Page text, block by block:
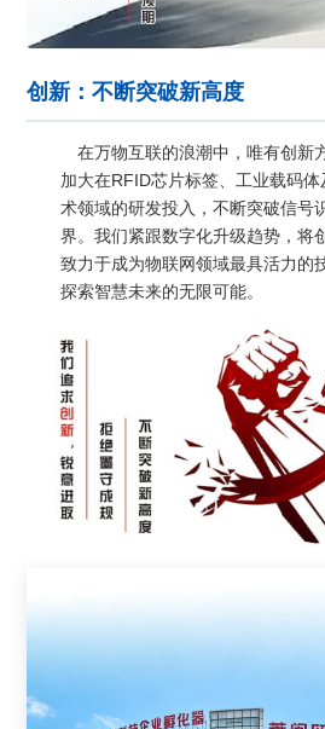
创新：不断突破新高度
在万物互联的浪潮中，唯有创新
加大在RFID芯片标签、工业载码
术领域的研发投入，不断突破信号
界。我们紧跟数字化升级趋势，将
致力于成为物联网领域最具活力的
探索智慧未来的无限可能。